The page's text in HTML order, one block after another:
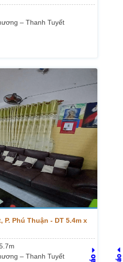
– Thanh Tuyết
P. Phú Thuận - DT 5.4m x
– Thanh Tuyết